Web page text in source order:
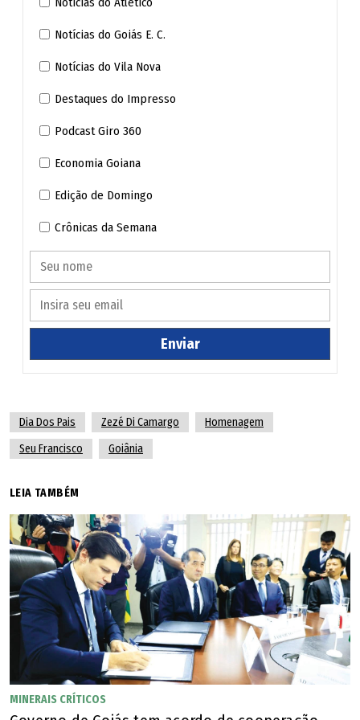
Niquelândia
Nova América
Nova Crixás
Nova Glória
Nova Iguaçu de Goiás
Nova Roma
Novo Brasil
Novo Gama
Orizona
Ouro Verde de Goiás
Ouvidor
Padre Bernardo
Palestina de Goiás
Francisco. (Reprodução/Instagram Zezé Di Camargo)
Notícias do Goiás E. C.
Notícias do Vila Nova
Destaques do Impresso
Podcast Giro 360
Economia Goiana
Edição de Domingo
Crônicas da Semana
Enviar
Dia Dos Pais Zezé Di Camargo
Homenagem
Seu Francisco
Goiânia
LEIA TAMBÉM
MINERAIS CRÍTICOS